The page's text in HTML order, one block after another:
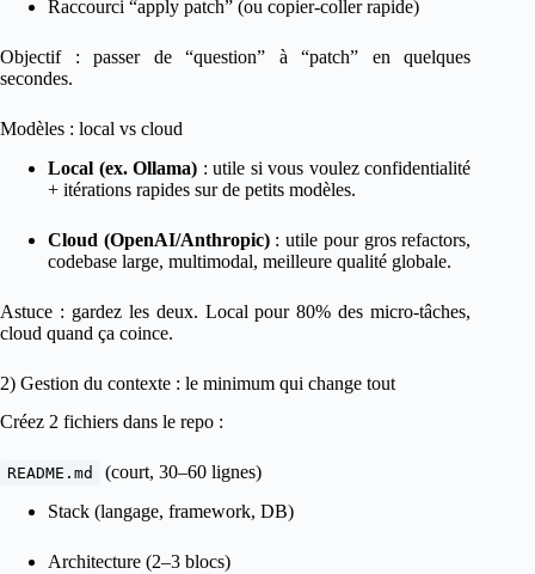
Raccourci “apply patch” (ou copier-coller rapide)
Objectif : passer de “question” à “patch” en quelques
secondes.
Modèles : local vs cloud
Local (ex. Ollama) : utile si vous voulez confidentialité
+ itérations rapides sur de petits modèles.
Cloud (OpenAI/Anthropic): utile pour gros refactors,
codebase large, multimodal, meilleure qualité globale.
Astuce : gardez les deux. Local pour 80% des micro-tâches,
cloud quand ça coince.
2) Gestion du contexte : le minimum qui change tout
Créez 2 fichiers dans le repo :
README.md
(court, 30–60 lignes)
Stack (langage, framework, DB)
Architecture (2–3 blocs)